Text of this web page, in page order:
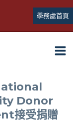
學務處首頁
Donor
接受捐贈